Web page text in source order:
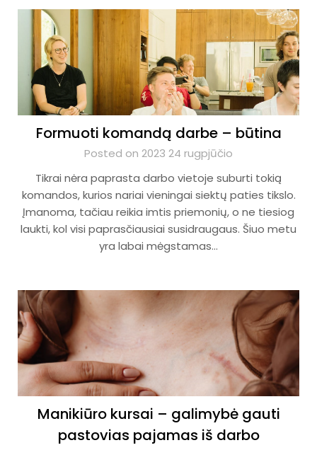
Formuoti komandą darbe – būtina
Posted on 2023 24 rugpjūčio
Tikrai nėra paprasta darbo vietoje suburti tokią
komandos, kurios nariai vieningai siektų paties tikslo.
Įmanoma, tačiau reikia imtis priemonių, o ne tiesiog
laukti, kol visi paprasčiausiai susidraugaus. Šiuo metu
yra labai mėgstamas…
Manikiūro kursai – galimybė gauti
pastovias pajamas iš darbo